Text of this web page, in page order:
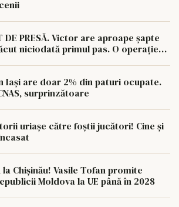
DE PRESĂ. Victor are aproape șapte
niciodată primul pas. O operație
Iași are doar 2% din paturi ocupate.
surprinzătoare
uriașe către foștii jucători! Cine și
la Chișinău! Vasile Tofan promite
Moldova la UE până în 2028